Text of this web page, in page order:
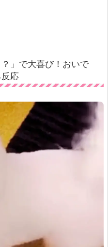
？」で大喜び！おいで
応